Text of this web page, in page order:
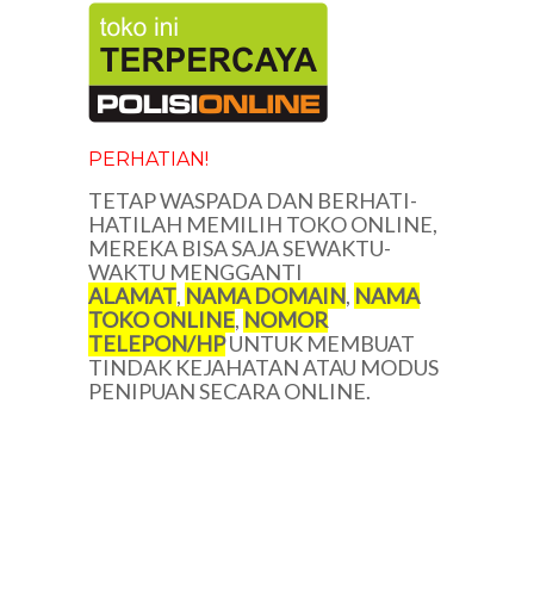
PERHATIAN!
TETAP WASPADA DAN BERHATI-
HATILAH MEMILIH TOKO ONLINE,
MEREKA BISA SAJA SEWAKTU-
WAKTU MENGGANTI
ALAMAT, NAMA DOMAIN, NAMA
TOKO ONLINE, NOMOR
TELEPON/HPUNTUK MEMBUAT
TINDAK KEJAHATAN ATAU MODUS
PENIPUAN SECARA ONLINE.